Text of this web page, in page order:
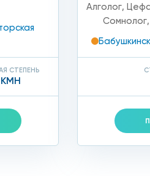
анамнез, изучает
СТЕПЕНЬ
КМН
Алголог,
Сомнолог